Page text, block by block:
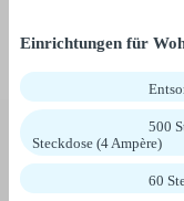
Einrichtungen für
500
Steckdose (4 Ampère)
60